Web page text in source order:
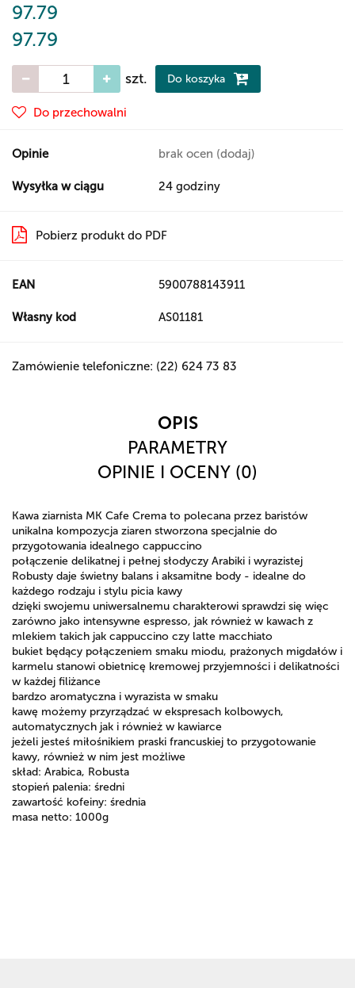
97.79
97.79
szt. Do koszyka
Do przechowalni
Opinie brak ocen (dodaj)
Wysyłka w ciągu 24 godziny
Pobierz produkt do PDF
EAN 5900788143911
Własny kod AS01181
Zamówienie telefoniczne: (22) 624 73 83
OPIS
PARAMETRY
OPINIE I OCENY (0)
Kawa ziarnista MK Cafe Crema to polecana przez baristów
unikalna kompozycja ziaren stworzona specjalnie do
przygotowania idealnego cappuccino
połączenie delikatnej i pełnej słodyczy Arabiki i wyrazistej
Robusty daje świetny balans i aksamitne body - idealne do
każdego rodzaju i stylu picia kawy
dzięki swojemu uniwersalnemu charakterowi sprawdzi się więc
zarówno jako intensywne espresso, jak również w kawach z
mlekiem takich jak cappuccino czy latte macchiato
bukiet będący połączeniem smaku miodu, prażonych migdałów i
karmelu stanowi obietnicę kremowej przyjemności i delikatności
w każdej filiżance
bardzo aromatyczna i wyrazista w smaku
kawę możemy przyrządzać w ekspresach kolbowych,
automatycznych jak i również w kawiarce
jeżeli jesteś miłośnikiem praski francuskiej to przygotowanie
kawy, również w nim jest możliwe
skład: Arabica, Robusta
stopień palenia: średni
zawartość kofeiny: średnia
masa netto: 1000g